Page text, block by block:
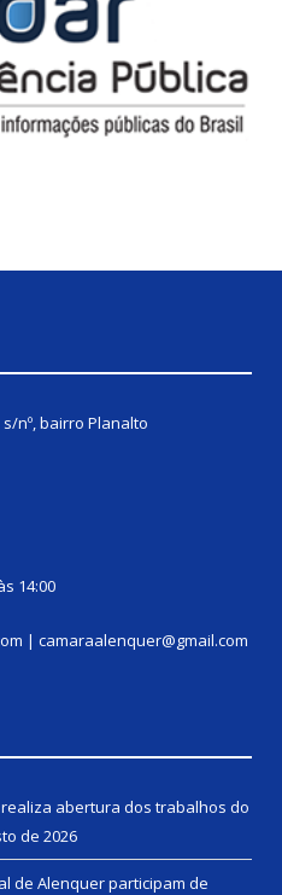
s/nº, bairro Planalto
14:00
| camaraalenquer@gmail.com
abertura dos trabalhos do
de 2026
de Alenquer participam de